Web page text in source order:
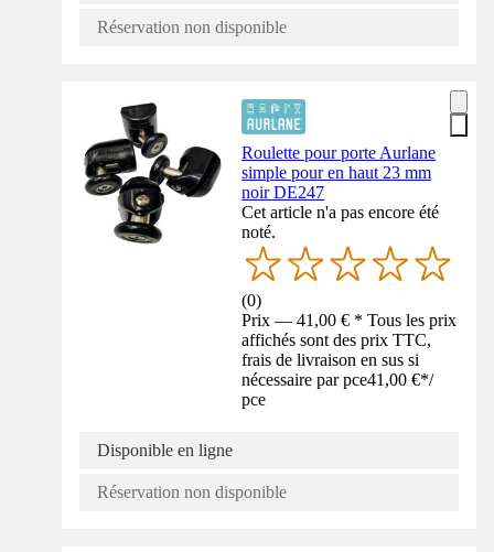
Réservation non disponible
Roulette pour porte Aurlane
simple pour en haut 23 mm
noir DE247
Cet article n'a pas encore été
noté.
(0)
Prix — 41,00 € * Tous les prix
affichés sont des prix TTC,
frais de livraison en sus si
nécessaire par pce41,00 €*/
pce
Disponible en ligne
Réservation non disponible